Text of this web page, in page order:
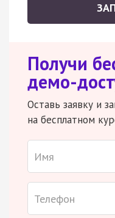
Получи
демо-
Оставь заявку и
на бесплатном